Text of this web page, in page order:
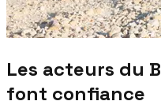
Les acteurs du
font confiance